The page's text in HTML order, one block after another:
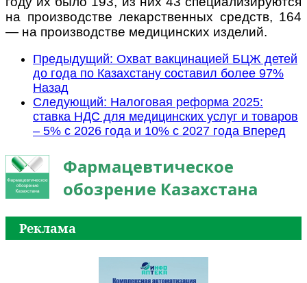
на производстве лекарственных средств, 164
— на производстве медицинских изделий.
Предыдущий: Охват вакцинацией БЦЖ детей
до года по Казахстану составил более 97%
Назад
Следующий: Налоговая реформа 2025:
ставка НДС для медицинских услуг и товаров
– 5% с 2026 года и 10% с 2027 года Вперед
Фармацевтическое
обозрение Казахстана
Реклама